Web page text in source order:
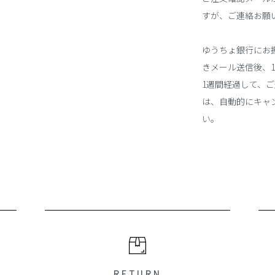
すが、ご連絡お願
ゆうちょ銀行に
きメール送信後、
1週間経過して、
は、自動的にキャ
い。